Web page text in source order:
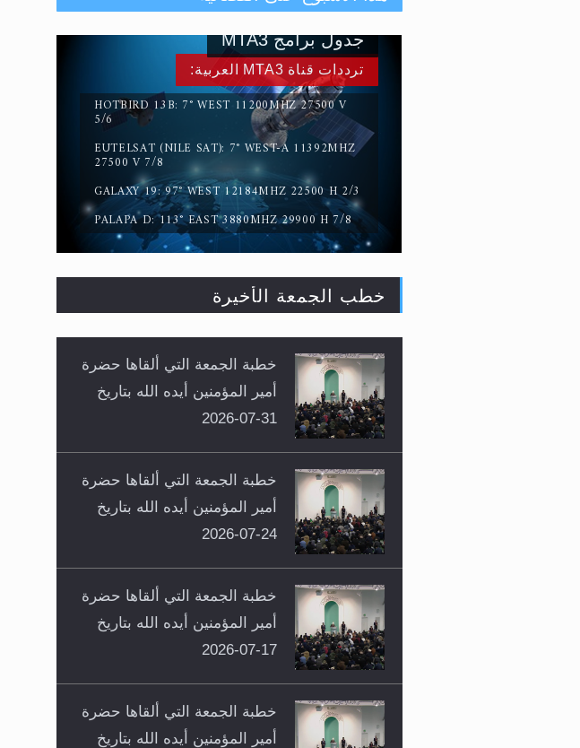
القرآن قاضٍ وحكمٌ على السنة
ومهيمنٌ عليها.. ليس العكس
ترددات قناة MTA3 العربية:
HOTBIRD 13B: 7° WEST 11200MHZ 27500 V
5/6
EUTELSAT (NILE SAT): 7° WEST-A 11392MHZ
27500 V 7/8
GALAXY 19: 97° WEST 12184MHZ 22500 H 2/3
PALAPA D: 113° EAST 3880MHZ 29900 H 7/8
جدول برامج MTA3
خطب الجمعة الأخيرة
خطبة الجمعة التي ألقاها حضرة
أمير المؤمنين أيده الله بتاريخ
31-07-2026
خطبة الجمعة التي ألقاها حضرة
أمير المؤمنين أيده الله بتاريخ
24-07-2026
خطبة الجمعة التي ألقاها حضرة
أمير المؤمنين أيده الله بتاريخ
17-07-2026
خطبة الجمعة التي ألقاها حضرة
أمير المؤمنين أيده الله بتاريخ